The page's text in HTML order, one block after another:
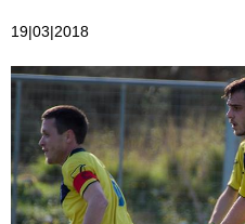
19|03|2018